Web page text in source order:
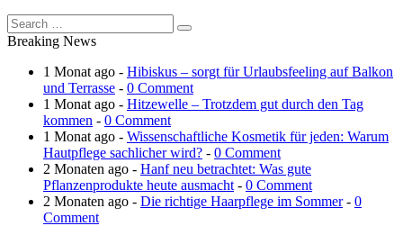
Breaking News
1 Monat ago - Hibiskus – sorgt für Urlaubsfeeling auf Balkon
und Terrasse - 0 Comment
1 Monat ago - Hitzewelle – Trotzdem gut durch den Tag
kommen - 0 Comment
1 Monat ago - Wissenschaftliche Kosmetik für jeden: Warum
Hautpflege sachlicher wird? - 0 Comment
2 Monaten ago - Hanf neu betrachtet: Was gute
Pflanzenprodukte heute ausmacht - 0 Comment
2 Monaten ago - Die richtige Haarpflege im Sommer- 0
Comment